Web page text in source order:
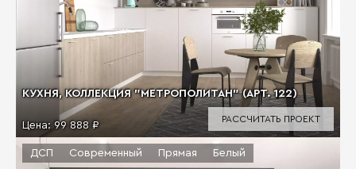
КУХНЯ, КОЛЛЕКЦИЯ "МЕТРОПОЛИТАН" (АРТ. 122)
Цена: 99 888 ₽
РАССЧИТАТЬ ПРОЕКТ
ДСП Современный Прямая Белый